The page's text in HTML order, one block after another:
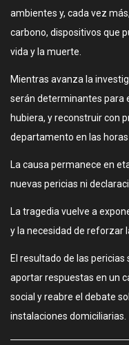
ambientes y, cada vez
carbono, dispositivos que
vida y la muerte.
Mientras avanza la
serán determinantes para
hubiera, y reconstruir con
departamento en las horas
La causa permanece en
nuevas pericias ni
La tragedia vuelve a
y la necesidad de reforzar
El resultado de las
aportar respuestas en un
social y reabre el debate
instalaciones domiciliarias.